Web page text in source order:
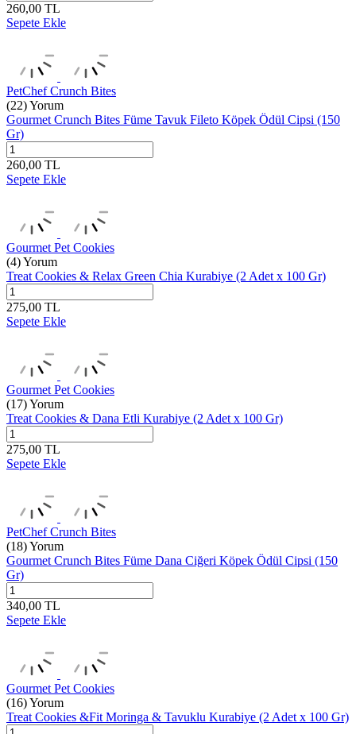
260,00 TL
Sepete Ekle
PetChef Crunch Bites
(22) Yorum
Gourmet Crunch Bites Füme Tavuk Fileto Köpek Ödül Cipsi (150
Gr)
260,00 TL
Sepete Ekle
Gourmet Pet Cookies
(4) Yorum
Treat Cookies & Relax Green Chia Kurabiye (2 Adet x 100 Gr)
275,00 TL
Sepete Ekle
Gourmet Pet Cookies
(17) Yorum
Treat Cookies & Dana Etli Kurabiye (2 Adet x 100 Gr)
275,00 TL
Sepete Ekle
PetChef Crunch Bites
(18) Yorum
Gourmet Crunch Bites Füme Dana Ciğeri Köpek Ödül Cipsi (150
Gr)
340,00 TL
Sepete Ekle
Gourmet Pet Cookies
(16) Yorum
Treat Cookies &Fit Moringa & Tavuklu Kurabiye (2 Adet x 100 Gr)